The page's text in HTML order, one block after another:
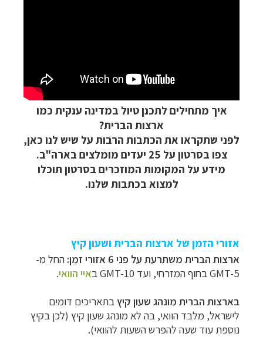
איך מתחילים לתכנן טיול במדינה ענקית כמו
ארצות הברית?
לפני שתקראו את הכתבות הרבות על שיש לנו כאן,
צפו בסרטון על 25 יעדים מומלצים בארה"ב.
מידע על המקומות המוזכרים בסרטון תוכלו
למצוא בכתבות שלנו.
אזורי הזמן של ארצות הברית ושעון קיץ
ארצות הברית משתרעת על פני 6 אזורי זמן:
החל מ-
GMT-5 בחוף המזרחי, ועד GMT-10 ב
איי הוואי.
בארצות הברית מונהג שעון קיץ בתאריכים דומים
לישראל, מלבד הוואי, בה לא מונהג שעון קיץ (לכן בקיץ
נוספת עוד שעה להפרש השעות להוואי).
תכנון טיולים לצפון אמריקה
היעדים »
קרוזים והפלגות נופש
לחצו לרשימת היעדים »